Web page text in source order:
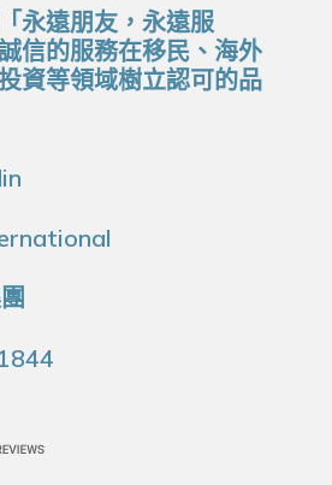
永遠朋友，永遠服
信的服務在移民、海外
資等領域樹立認可的品